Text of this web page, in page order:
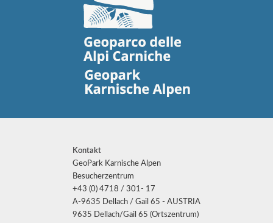
Kontakt
GeoPark Karnische Alpen
Besucherzentrum
+43 (0) 4718 / 301- 17
A-9635 Dellach / Gail 65 - AUSTRIA
9635 Dellach/Gail 65 (Ortszentrum)